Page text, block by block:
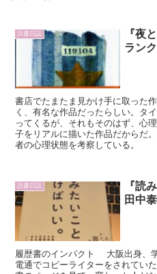
読書日誌
『夜
ラン
書店でたまたま見かけ手に取った
く、有名な作品だったらしい。タ
ってくるが、それもそのはず、心
子をリアルに描いた作品だからだ
者の心理状態を考察している。
読書日誌
『読
田中
履歴書のインパクト 大阪出身、
電通でコピーライターをされてい